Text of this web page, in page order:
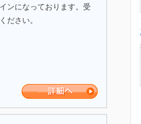
ンになっております。受
ださい。